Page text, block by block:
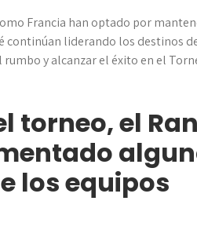
Francia han optado por
continúan liderando los destinos
y alcanzar el éxito en el
torneo, el
los equipos